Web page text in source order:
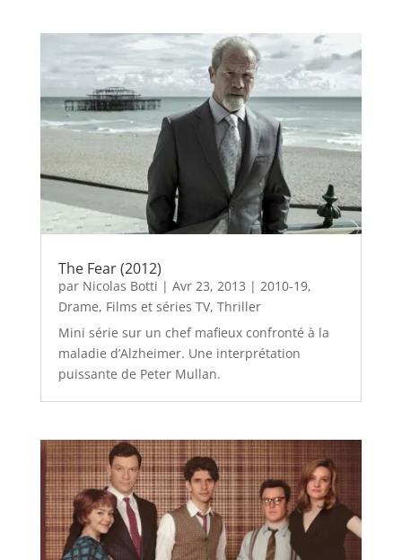
The Fear (2012)
par Nicolas Botti | Avr 23, 2013 | 2010-19,
Drame, Films et séries TV, Thriller
Mini série sur un chef mafieux confronté à la
maladie d’Alzheimer. Une interprétation
puissante de Peter Mullan.